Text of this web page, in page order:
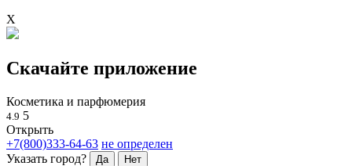
X
Скачайте приложение
Косметика и парфюмерия
4.9 5
Открыть
+7(800)333-64-63 не определен
Указать город?
Да Нет